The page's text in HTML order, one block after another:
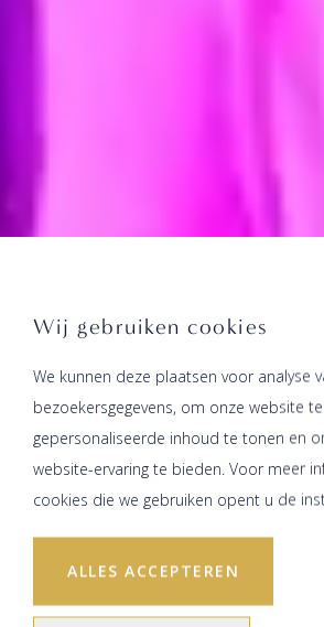
Wij gebruiken cookies
We kunnen deze plaatsen voor analyse
bezoekersgegevens, om onze website
gepersonaliseerde inhoud te tonen en
website-ervaring te bieden. Voor meer
cookies die we gebruiken opent u de
ALLES ACCEPTEREN